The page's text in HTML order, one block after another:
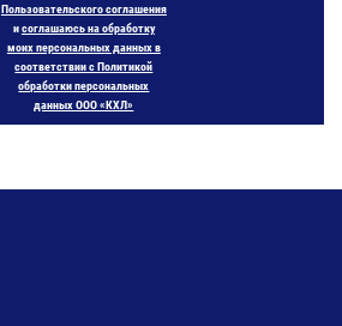
Пользовательского соглашения
исоглашаюсь на обработку
моих персональных данных в
соответствии с Политикой
обработки персональных
данных ООО «КХЛ»